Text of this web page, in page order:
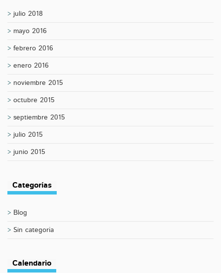
julio 2018
mayo 2016
febrero 2016
enero 2016
noviembre 2015
octubre 2015
septiembre 2015
julio 2015
junio 2015
Categorías
Blog
Sin categoría
Calendario